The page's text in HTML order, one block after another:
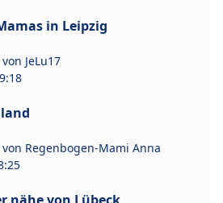
in Leipzig
JeLu17
Regenbogen-Mami Anna